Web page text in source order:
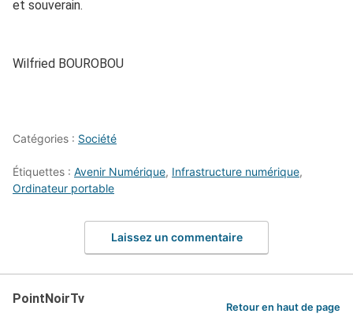
et souverain.
Wilfried BOUROBOU
Catégories : Société
Étiquettes : Avenir Numérique, Infrastructure numérique,
Ordinateur portable
Laissez un commentaire
PointNoirTv
Retour en haut de page